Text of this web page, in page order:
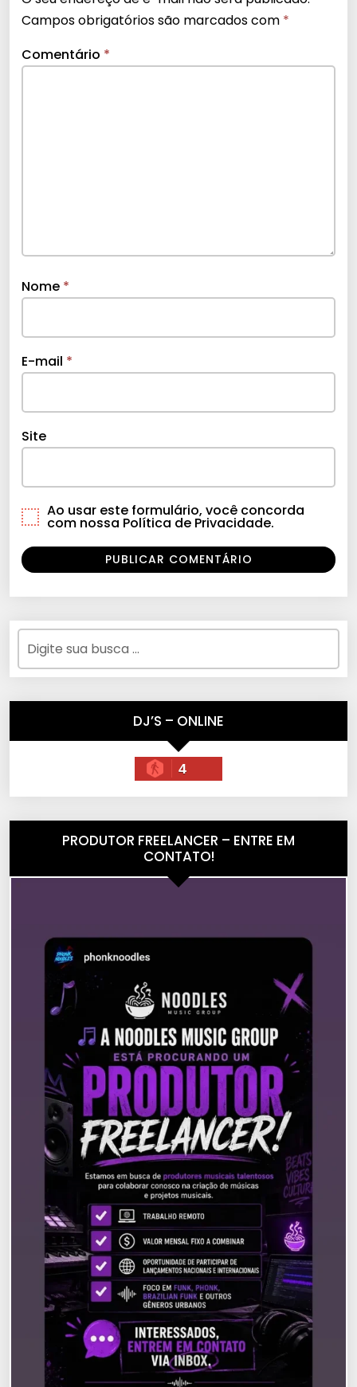
Campos obrigatórios são marcados com *
Comentário *
Nome *
E-mail *
Site
Ao usar este formulário, você concorda
com nossa Política de Privacidade.
DJ’S – ONLINE
4
PRODUTOR FREELANCER – ENTRE EM
CONTATO!